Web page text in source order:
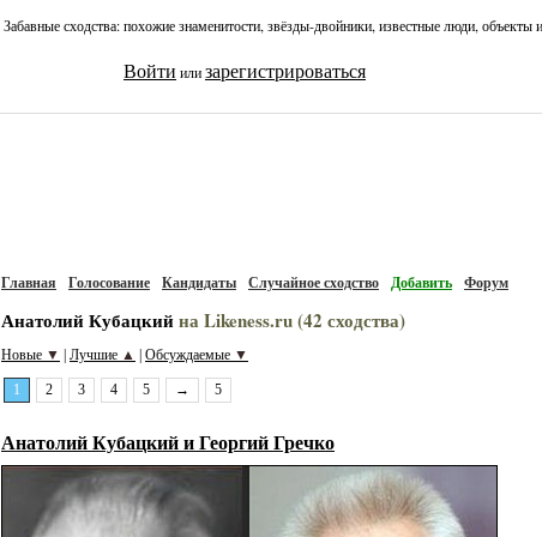
Забавные сходства: похожие знаменитости, звёзды-двойники, известные люди, объекты
Войти или зарегистрироваться
Главная Голосование Кандидаты Случайное сходство Добавить Форум
Анатолий Кубацкийна Likeness.ru (42 сходства)
Новые ▼ Лучшие ▲ Обсуждаемые ▼
1 2 3 4 5 → 5
Анатолий Кубацкий и Георгий Гречко